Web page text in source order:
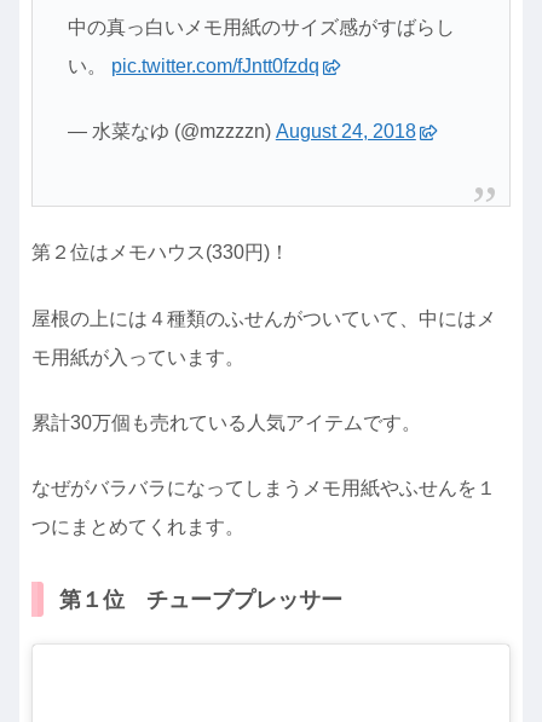
中の真っ白いメモ用紙のサイズ感がすばらし
い。 pic.twitter.com/fJntt0fzdq
— 水菜なゆ (@mzzzzn) August 24, 2018
第２位はメモハウス(330円)！
屋根の上には４種類のふせんがついていて、中にはメ
モ用紙が入っています。
累計30万個も売れている人気アイテムです。
なぜがバラバラになってしまうメモ用紙やふせんを１
つにまとめてくれます。
第１位 チューブプレッサー